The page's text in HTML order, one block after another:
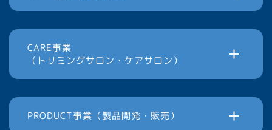
CARE事業
（トリミングサロン・ケアサロン）
PRODUCT事業（製品開発・販売）